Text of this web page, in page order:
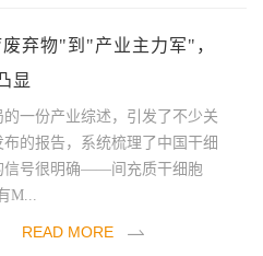
弃物"到"产业主力军"，
显
一份产业综述，引发了不少关
的报告，系统梳理了中国干细
信号很明确——间充质干细胞
M...
READ MORE